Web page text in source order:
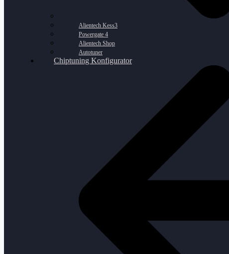
Alientech Kess3
Powergate 4
Alientech Shop
Autotuner
Chiptuning Konfigurator